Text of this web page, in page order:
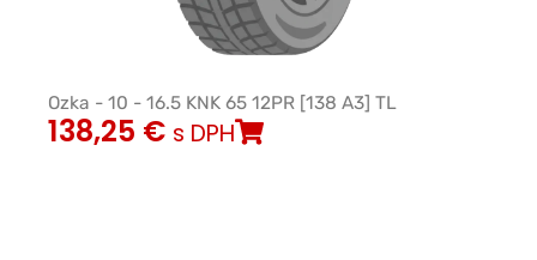
Ozka - 10 - 16.5 KNK 65 12PR [138 A3] TL
138,25 € s DPH